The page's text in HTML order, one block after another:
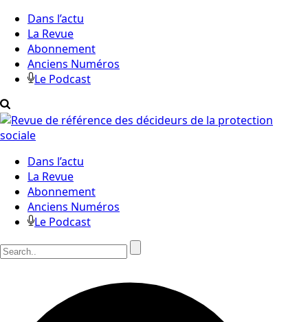
Dans l’actu
La Revue
Abonnement
Anciens Numéros
Le Podcast
Dans l’actu
La Revue
Abonnement
Anciens Numéros
Le Podcast